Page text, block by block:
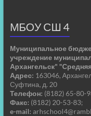
МБОУ СШ 4
Муниципальное
учреждение
Архангельск"
Адрес: 163046,
Суфтина, д. 20
Телефон: (8182) 65-80-
Факс: (8182) 20-53-83;
e-mail: